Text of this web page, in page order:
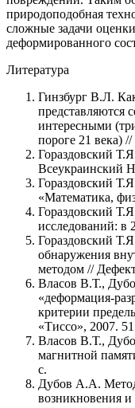
природоподобная
сложные задачи
деформированного
Литература
Гинзбург В.Л.
представляются
интересными
пороге 21 века)
Гораздовский
Всеукраинский
Гораздовский
«Математика,
Гораздовский
исследований:
Гораздовский
обнаружения
методом //
Власов В.Т.,
«деформация-
критерии
«Тиссо», 2007.
Власов В.Т.,
магнитной
с.
Дубов А.А.
возникновения и